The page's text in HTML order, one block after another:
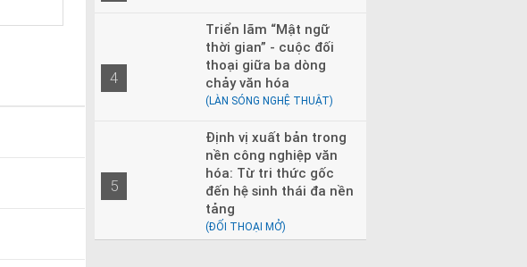
4
Triển lãm “Mật ngữ
thời gian” - cuộc đối
thoại giữa ba dòng
chảy văn hóa
(LÀN SÓNG NGHỆ THUẬT)
5
Định vị xuất bản trong
nền công nghiệp văn
hóa: Từ tri thức gốc
đến hệ sinh thái đa nền
tảng
(ĐỐI THOẠI MỞ)